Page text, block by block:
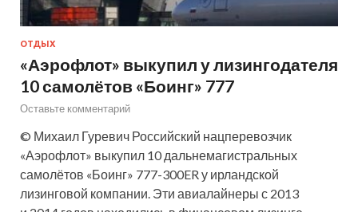
ОТДЫХ
«Аэрофлот» выкупил у лизингодателя
10 самолётов «Боинг» 777
Оставьте комментарий
© Михаил Гуревич Российский нацперевозчик
«Аэрофлот» выкупил 10 дальнемагистральных
самолётов «Боинг» 777-300ER у ирландской
лизинговой компании. Эти авиалайнеры с 2013